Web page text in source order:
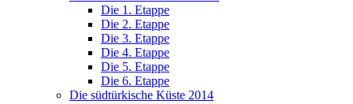
Die 1. Etappe
Die 2. Etappe
Die 3. Etappe
Die 4. Etappe
Die 5. Etappe
Die 6. Etappe
Die südtürkische Küste 2014